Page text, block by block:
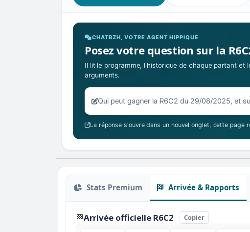
CHATBZH, VOTRE AGENT HIPPIQUE
Posez votre question sur la
Il lit le programme, l'historique de chaque partant et
arguments.
Votre question sur la R6C2 du 29/08/2025
La réponse s'ouvre dans un nouvel onglet, cette page
Stats Premium Arrivée & Rapports
🏁Arrivée officielle R6C2 Copier